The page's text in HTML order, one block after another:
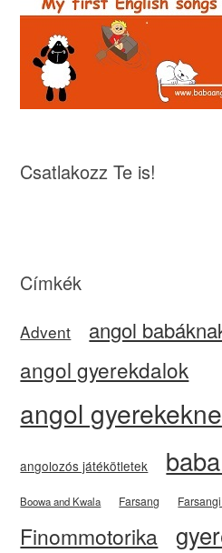
Csatlakozz Te is!
Címkék
Advent angol
angol gyerekdalok
angol
angolozós játékötletek
Boowa and Kwala Farsang
Finommotorika